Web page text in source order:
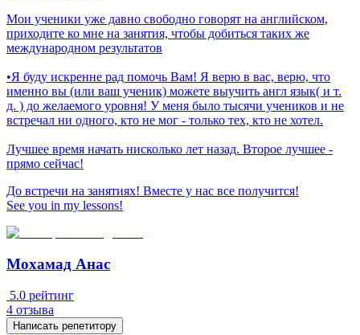
Мои ученики уже давно свободно говорят на английском,
приходите ко мне на занятия, чтобы добиться таких же
международном результатов
•Я буду искренне рад помочь Вам! Я верю в вас, верю, что
именно вы (или ваш ученик) можете выучить англ язык( и т.
д. ) до желаемого уровня! У меня было тысячи учеников и не
встречал ни одного, кто не мог - только тех, кто не хотел.
Лучшее время начать нисколько лет назад. Второе лучшее -
прямо сейчас!
До встречи на занятиях! Вместе у нас все получится!
See you in my lessons!
Мохамад Анас
5.0 рейтинг
4 отзыва
Написать репетитору